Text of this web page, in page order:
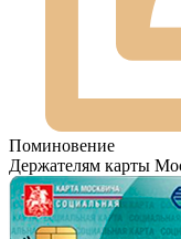
Поминовение
Держателям карты